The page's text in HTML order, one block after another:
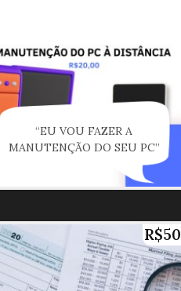
“EU VOU FAZER A
MANUTENÇÃO DO SEU PC”
R$50